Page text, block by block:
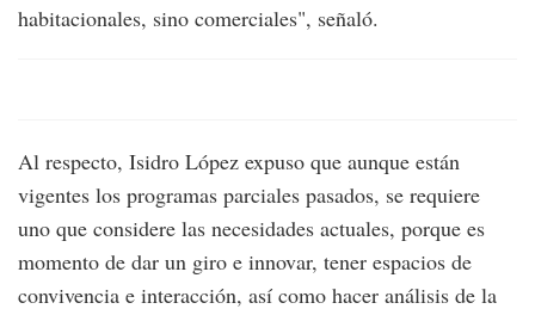
habitacionales, sino comerciales", señaló.
Al respecto, Isidro López expuso que aunque están
vigentes los programas parciales pasados, se requiere
uno que considere las necesidades actuales, porque es
momento de dar un giro e innovar, tener espacios de
convivencia e interacción, así como hacer análisis de la